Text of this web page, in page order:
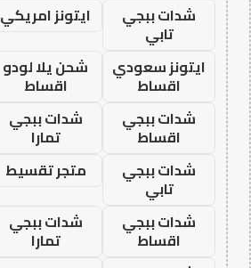
شدات ببجي
تابي
ايتونز امريكي
ايتونز سعودي
اقساط
شحن يلا لودو
اقساط
شدات ببجي
اقساط
شدات ببجي
تمارا
شدات ببجي
تابي
متجر تقسيط
شدات ببجي
اقساط
شدات ببجي
تمارا